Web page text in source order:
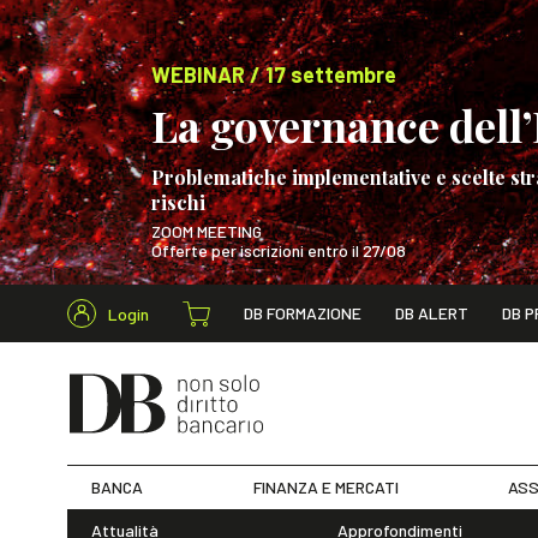
WEBINAR / 17 settembre
La governance
Problematiche implementative e scelte
rischi
ZOOM MEETING
Offerte per iscrizioni entro il 27/08
WEBINAR / 17
Login DB FORMAZIONE DB ALERT DB
Cerca nel
BANCA FINANZA E MERCATI
Attualità Approfondimenti